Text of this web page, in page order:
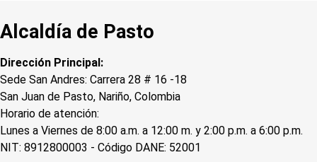
Alcaldía de Pasto
Dirección Principal:
Sede San Andres: Carrera 28 # 16 -18
San Juan de Pasto, Nariño, Colombia
Horario de atención:
Lunes a Viernes de 8:00 a.m. a 12:00 m. y 2:00 p.m. a 6:00 p.m.
NIT: 8912800003 - Código DANE: 52001